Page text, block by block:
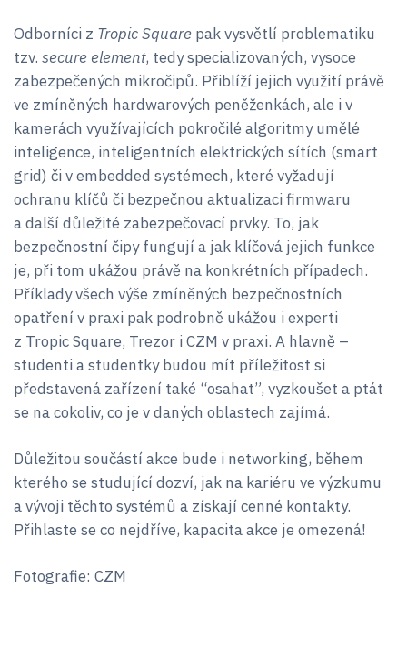
Odborníci z Tropic Square pak vysvětlí problematiku
tzv. secure element, tedy specializovaných, vysoce
zabezpečených mikročipů. Přiblíží jejich využití právě
ve zmíněných hardwarových peněženkách, ale i v
kamerách využívajících pokročilé algoritmy umělé
inteligence, inteligentních elektrických sítích (smart
grid) či v embedded systémech, které vyžadují
ochranu klíčů či bezpečnou aktualizaci firmwaru
a další důležité zabezpečovací prvky. To, jak
bezpečnostní čipy fungují a jak klíčová jejich funkce
je, při tom ukážou právě na konkrétních případech.
Příklady všech výše zmíněných bezpečnostních
opatření v praxi pak podrobně ukážou i experti
z Tropic Square, Trezor i CZM v praxi. A hlavně –
studenti a studentky budou mít příležitost si
představená zařízení také “osahat”, vyzkoušet a ptát
se na cokoliv, co je v daných oblastech zajímá.
Důležitou součástí akce bude i networking, během
kterého se studující dozví, jak na kariéru ve výzkumu
a vývoji těchto systémů a získají cenné kontakty.
Přihlaste se co nejdříve, kapacita akce je omezená!
Fotografie: CZM